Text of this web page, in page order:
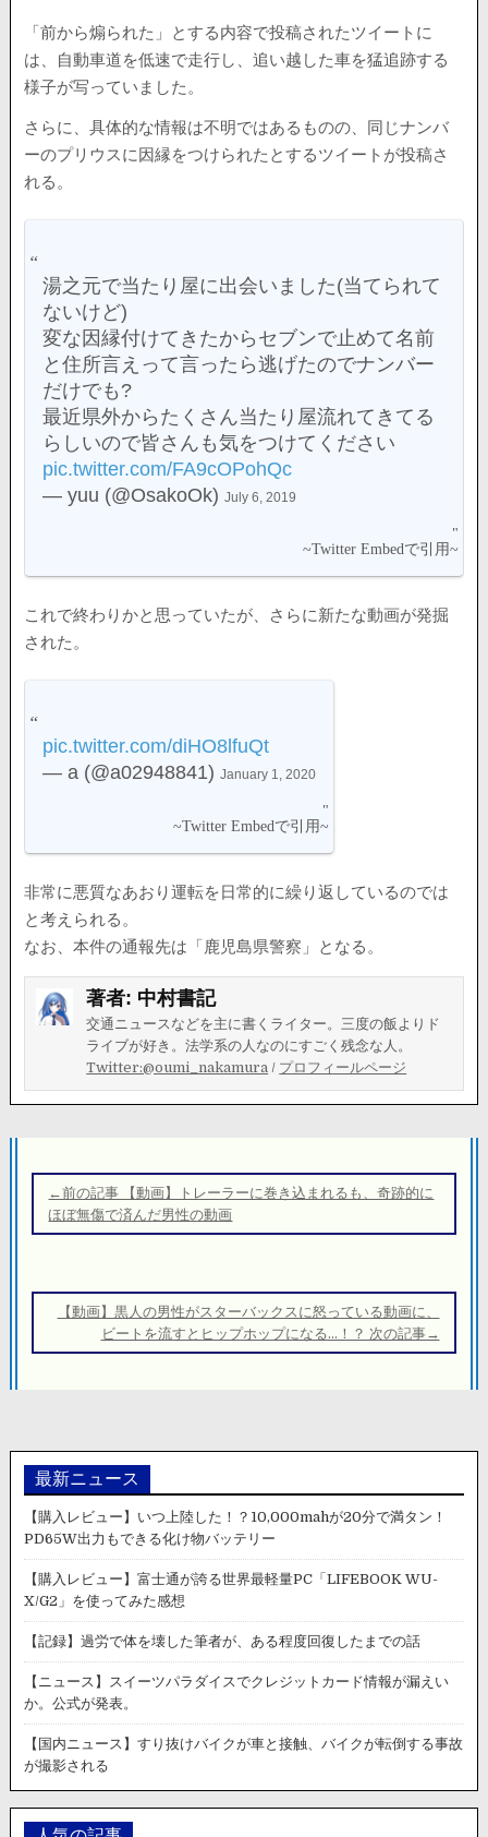
「前から煽られた」とする内容で投稿されたツイートに
は、自動車道を低速で走行し、追い越した車を猛追跡する
様子が写っていました。
さらに、具体的な情報は不明ではあるものの、同じナンバ
ーのプリウスに因縁をつけられたとするツイートが投稿さ
れる。
湯之元で当たり屋に出会いました(当てられて
ないけど)
変な因縁付けてきたからセブンで止めて名前
と住所言えって言ったら逃げたのでナンバー
だけでも?
最近県外からたくさん当たり屋流れてきてる
らしいので皆さんも気をつけてください
pic.twitter.com/FA9cOPohQc
— yuu (@OsakoOk)July 6, 2019
これで終わりかと思っていたが、さらに新たな動画が発掘
された。
pic.twitter.com/diHO8lfuQt
— a (@a02948841)January 1, 2020
非常に悪質なあおり運転を日常的に繰り返しているのでは
と考えられる。
なお、本件の通報先は「鹿児島県警察」となる。
著者: 中村書記
交通ニュースなどを主に書くライター。三度の飯よりド
ライブが好き。法学系の人なのにすごく残念な人。
Twitter:@oumi_nakamura / プロフィールページ
稿
ナ
ー
←前の記事 【動画】トレーラーに巻き込まれるも、奇跡的に
ほぼ無傷で済んだ男性の動画
【動画】黒人の男性がスターバックスに怒っている動画に、
ビートを流すとヒップホップになる…！？ 次の記事→
最新ニュース
【購入レビュー】いつ上陸した！？10,000mahが20分で満タン！
PD65W出力もできる化け物バッテリー
【購入レビュー】富士通が誇る世界最軽量PC「LIFEBOOK WU-
X/G2」を使ってみた感想
【記録】過労で体を壊した筆者が、ある程度回復したまでの話
【ニュース】スイーツパラダイスでクレジットカード情報が漏えい
か。公式が発表。
【国内ニュース】すり抜けバイクが車と接触、バイクが転倒する事故
が撮影される